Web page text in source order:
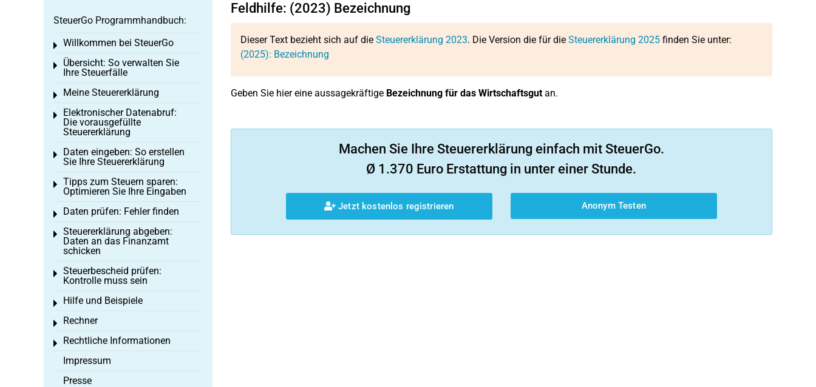
Feldhilfe: (2023) Bezeichnung
Dieser Text bezieht sich auf die Steuererklärung 2023. Die Version die für die Steuererklärung 2025finden Sie unter:
(2025): Bezeichnung
Geben Sie hier eine aussagekräftige Bezeichnung für das Wirtschaftsgutan.
Machen Sie Ihre Steuererklärung einfach mit SteuerGo.
Ø 1.370 Euro Erstattung in unter einer Stunde.
Jetzt kostenlos registrieren Anonym Testen
SteuerGo Programmhandbuch:
Willkommen bei SteuerGo
Toggle menu
Übersicht: So verwalten Sie
Ihre Steuerfälle
Toggle menu
Meine Steuererklärung
Toggle menu
Elektronischer Datenabruf:
Die vorausgefüllte
Steuererklärung
Toggle menu
Daten eingeben: So erstellen
Sie Ihre Steuererklärung
Toggle menu
Tipps zum Steuern sparen:
Optimieren Sie Ihre Eingaben
Toggle menu
Daten prüfen: Fehler finden
Toggle menu
Steuererklärung abgeben:
Daten an das Finanzamt
schicken
Toggle menu
Steuerbescheid prüfen:
Kontrolle muss sein
Toggle menu
Hilfe und Beispiele
Toggle menu
Rechner
Toggle menu
Rechtliche Informationen
Toggle menu
Impressum
Presse